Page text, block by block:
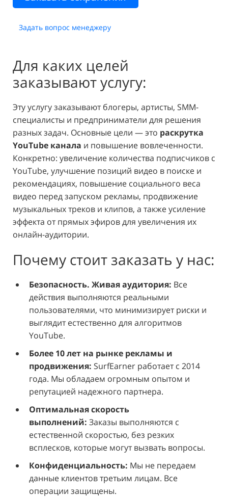
Задать вопрос менеджеру
Для каких целей
заказывают услугу:
Эту услугу заказывают блогеры, артисты, SMM-
специалисты и предприниматели для решения
разных задач. Основные цели — это раскрутка
YouTube канала и повышение вовлеченности.
Конкретно: увеличение количества подписчиков с
YouTube, улучшение позиций видео в поиске и
рекомендациях, повышение социального веса
видео перед запуском рекламы, продвижение
музыкальных треков и клипов, а также усиление
эффекта от прямых эфиров для увеличения их
онлайн-аудитории.
Почему стоит заказать у нас:
Безопасность. Живая аудитория: Все
действия выполняются реальными
пользователями, что минимизирует риски и
выглядит естественно для алгоритмов
YouTube.
Более 10 лет на рынке рекламы и
продвижения: SurfEarner работает с 2014
года. Мы обладаем огромным опытом и
репутацией надежного партнера.
Оптимальная скорость
выполнений: Заказы выполняются с
естественной скоростью, без резких
всплесков, которые могут вызвать вопросы.
Конфиденциальность: Мы не передаем
данные клиентов третьим лицам. Все
операции защищены.